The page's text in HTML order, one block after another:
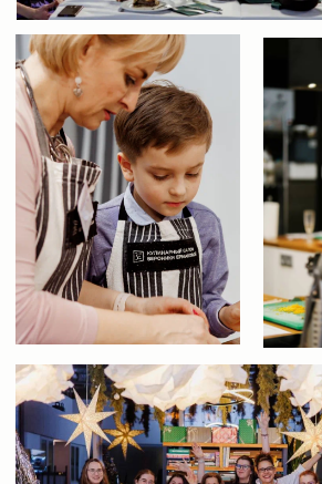
кулинарная студия. Мастер класс
проводила восхитительная Анна
Любимова, шеф повар с колоссальным
опытом и проф образованием в
международном, кулинарном
университете swissam. Участники в
восторге и полны самых положительных
эмоций! Благодарю Веронику-хозяйку
студии, за замечательное место для
встречи с Высокой кухней уровня
MICHELIN!
Потяни влево, чтобы увидеть
больше
Читать все отзывы